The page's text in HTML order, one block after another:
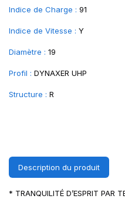
Indice de Charge : 91
Indice de Vitesse : Y
Diamètre : 19
Profil : DYNAXER UHP
Structure : R
Description du produit
* TRANQUILITÉ D’ESPRIT PAR